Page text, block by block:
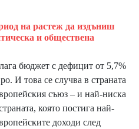
на растеж да издъниш
и обществена
бюджет с дефицит от 5,7%
И това се случва в страната
съюз – и най-ниска
която постига най-
доходи след